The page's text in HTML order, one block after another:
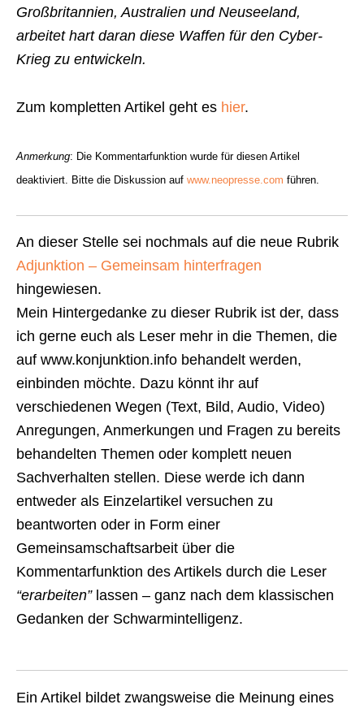
Großbritannien, Australien und Neuseeland,
arbeitet hart daran diese Waffen für den Cyber-
Krieg zu entwickeln.
Zum kompletten Artikel geht es hier.
Anmerkung: Die Kommentarfunktion wurde für diesen Artikel
deaktiviert. Bitte die Diskussion auf www.neopresse.com führen.
An dieser Stelle sei nochmals auf die neue Rubrik
Adjunktion – Gemeinsam hinterfragen
hingewiesen.
Mein Hintergedanke zu dieser Rubrik ist der, dass
ich gerne euch als Leser mehr in die Themen, die
auf www.konjunktion.info behandelt werden,
einbinden möchte. Dazu könnt ihr auf
verschiedenen Wegen (Text, Bild, Audio, Video)
Anregungen, Anmerkungen und Fragen zu bereits
behandelten Themen oder komplett neuen
Sachverhalten stellen. Diese werde ich dann
entweder als Einzelartikel versuchen zu
beantworten oder in Form einer
Gemeinsamschaftsarbeit über die
Kommentarfunktion des Artikels durch die Leser
“erarbeiten”lassen – ganz nach dem klassischen
Gedanken der Schwarmintelligenz.
Ein Artikel bildet zwangsweise die Meinung eines